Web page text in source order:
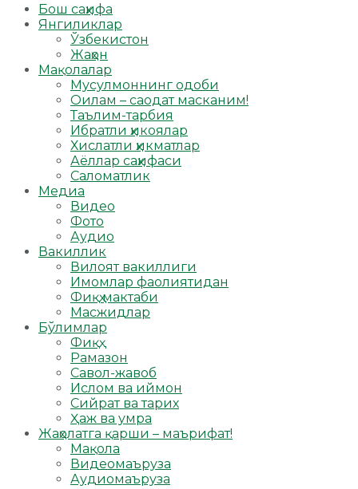
Бош саҳифа
Янгиликлар
Ўзбекистон
Жаҳон
Мақолалар
Мусулмоннинг одоби
Оилам – саодат масканим!
Таълим-тарбия
Ибратли ҳикоялар
Хислатли ҳикматлар
Аёллар саҳифаси
Саломатлик
Медиа
Видео
Фото
Аудио
Вакиллик
Вилоят вакиллиги
Имомлар фаолиятидан
Фиқҳ мактаби
Масжидлар
Бўлимлар
Фиқҳ
Рамазон
Савол-жавоб
Ислом ва иймон
Сийрат ва тарих
Ҳаж ва умра
Жаҳолатга қарши – маърифат!
Мақола
Видеомаъруза
Аудиомаъруза